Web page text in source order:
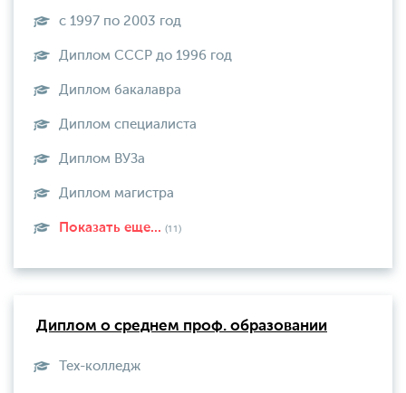
с 1997 по 2003 год
Диплом СССР до 1996 год
Диплом бакалавра
Диплом специалиста
Диплом ВУЗа
Диплом магистра
Показать еще... (11)
Диплом о среднем проф. образовании
Тех-колледж